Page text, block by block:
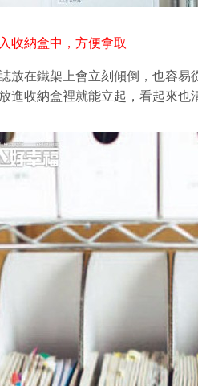
收納盒中，方便拿取
放在鐵架上會立刻傾倒，也容易
進收納盒裡就能立起，看起來也